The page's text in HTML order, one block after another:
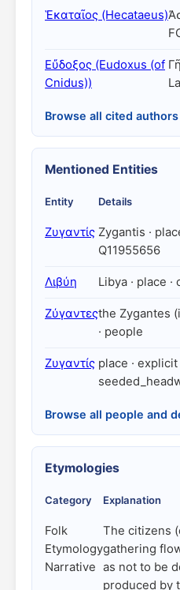
Ἑκαταῖος (Hecataeus)
Εὔδοξος (Eudoxus (of
Cnidus))
Browse all cited
Mentioned Entities
Entity Details
Ζυγαντίς Zygantis ·
Q11955656
Λιβύη Libya · place
Ζύγαντεςthe Zygantes
· people
Ζυγαντίς place · explicit
Browse all people and
Etymologies
Category Explanation
Folk
Etymology
Narrative
The citizens
gathering
as not to be
produced by